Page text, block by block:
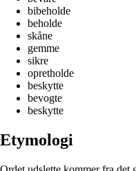
bibeholde
beholde
skåne
gemme
sikre
opretholde
beskytte
bevogte
beskytte
Etymologi